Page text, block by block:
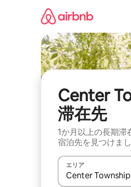
Center
滞在先
1か月以上の長期滞
宿泊先を見つけまし
エリア
検索結果が表示さ